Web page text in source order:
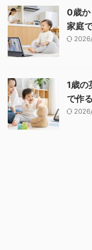
0歳か
家庭
1歳の
で作